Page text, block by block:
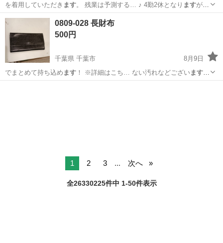
を着用していただき ます。 残業は予測する… ♪ 4勤2休となり ますが、
年間休日は12… 人をご用意しております☆ 案件・求人に関… りをし
っかり評価し
ます ！ 「日払い制度… なたの毎日を応援し
んなあなた… に正...
佐賀 伊万里市 東山代駅 その他
0809-028 長財布
500円
千葉県 千葉市
8月9日
でまとめて持ち込め ます！ ※詳細はこち… ない汚れなどございます
・詳細は現地で… お値引きは出来かねますのでご了承願い 、ご購入を
1 2 3 ... 次へ
全26330225件中 1-50件表示